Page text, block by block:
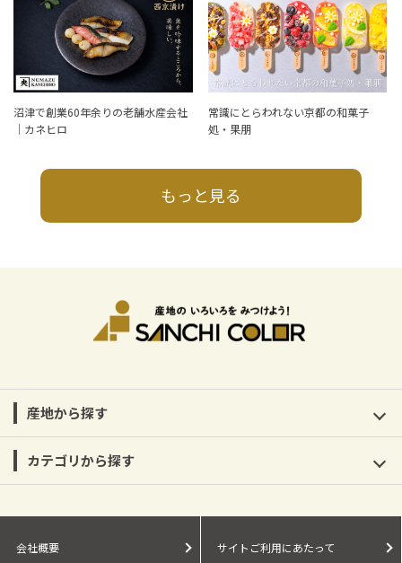
沼津で創業60年余りの老舗水産会社
｜カネヒロ
常識にとらわれない京都の和菓子
処・果朋
もっと見る
産地から探す
カテゴリから探す
会社概要 サイトご利用にあたって